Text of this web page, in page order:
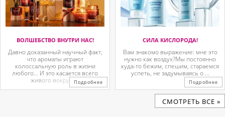
ВОЛШЕБСТВО ВНУТРИ НАС!
Давно доказанный научный факт,
что ароматы играют
колоссальную роль в жизни
любого… И это касается всего
живого вокруг. ...Подробнее
СИЛА КИСЛОРОДА!
Вам знакомо выражение: мне это
нужно как воздух?Мы постоянно
куда-то бежим, спешим, стараемся
успеть, не задумываясь о ...
Подробнее
CМОТРЕТЬ ВСЕ »